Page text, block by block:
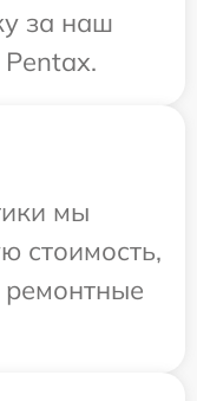
за наш
Pentax.
мы
стоимость,